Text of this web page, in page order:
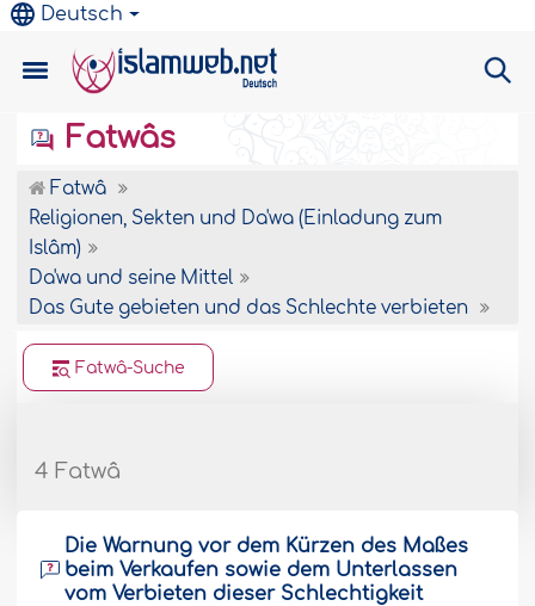
Deutsch
Fatwâs
Fatwâ
Religionen, Sekten und Da'wa (Einladung zum
Islâm)
Da'wa und seine Mittel
Das Gute gebieten und das Schlechte verbieten
Fatwâ-Suche
4 Fatwâ
Die Warnung vor dem Kürzen des Maßes
beim Verkaufen sowie dem Unterlassen
vom Verbieten dieser Schlechtigkeit